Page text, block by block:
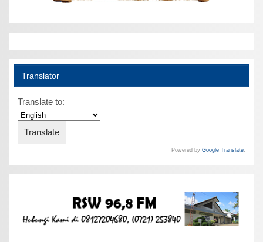
Translator
Translate to:
Powered by Google Translate.